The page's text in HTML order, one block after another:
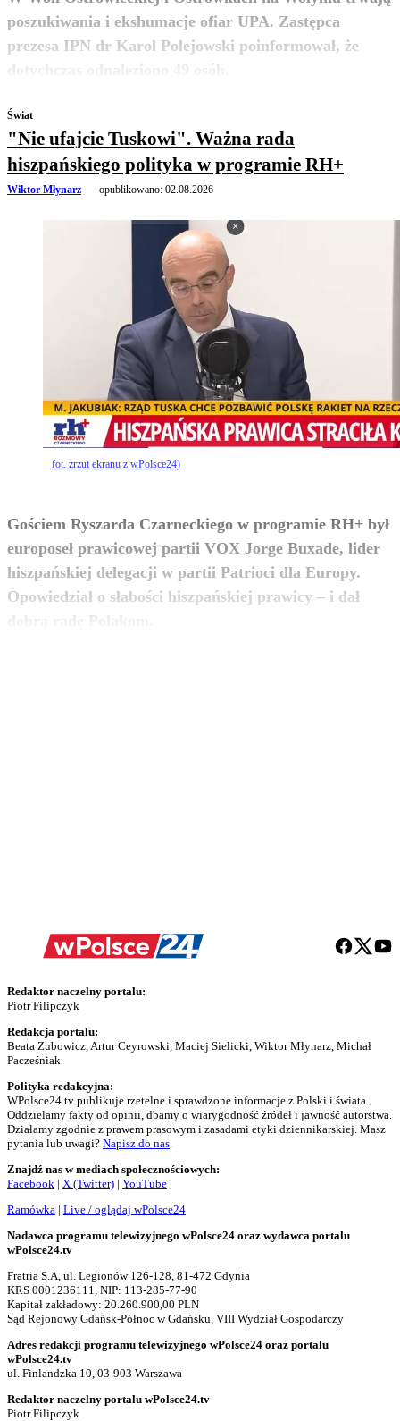
poszukiwania i ekshumacje ofiar UPA. Zastępca
prezesa IPN dr Karol Polejowski poinformował, że
dotychczas odnaleziono 49 osób.
zobacz więcej
Świat
"Nie ufajcie Tuskowi". Ważna rada
hiszpańskiego polityka w programie RH+
Wiktor Młynarz opublikowano: 02.08.2026
fot. zrzut ekranu z wPolsce24)
Gościem Ryszarda Czarneckiego w programie RH+ był
europoseł prawicowej partii VOX Jorge Buxade, lider
hiszpańskiej delegacji w partii Patrioci dla Europy.
Opowiedział o słabości hiszpańskiej prawicy – i dał
zobacz więcej
Redaktor naczelny portalu:
Piotr Filipczyk
Redakcja portalu:
Beata Zubowicz, Artur Ceyrowski, Maciej Sielicki, Wiktor Młynarz, Michał
Pacześniak
Polityka redakcyjna:
WPolsce24.tv publikuje rzetelne i sprawdzone informacje z Polski i świata.
Oddzielamy fakty od opinii, dbamy o wiarygodność źródeł i jawność autorstwa.
Działamy zgodnie z prawem prasowym i zasadami etyki dziennikarskiej. Masz
pytania lub uwagi? Napisz do nas
Znajdź nas w mediach społecznościowych:
Facebook | X (Twitter) | YouTube
Ramówka | Live / oglądaj wPolsce24
Nadawca programu telewizyjnego wPolsce24 oraz wydawca portalu
wPolsce24.tv
Fratria S.A, ul. Legionów 126-128, 81-472 Gdynia
KRS 0001236111, NIP: 113-285-77-90
Kapitał zakładowy: 20.260.900,00 PLN
Sąd Rejonowy Gdańsk-Północ w Gdańsku, VIII Wydział Gospodarczy
Adres redakcji programu telewizyjnego wPolsce24 oraz portalu
wPolsce24.tv
ul. Finlandzka 10, 03-903 Warszawa
Redaktor naczelny portalu wPolsce24.tv
Piotr Filipczyk